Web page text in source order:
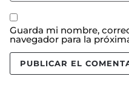
Guarda mi nombre,
navegador para la